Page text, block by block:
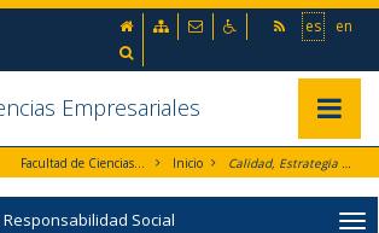
de la página (alt + s)
la página (alt + c)
(alt + u)
es en
inicio Mapa webContactoAccesibilidad
Empresariales
Facultad de Ciencias Empresariales Inicio Calidad, Estrategia y Responsabilidad Social
Social